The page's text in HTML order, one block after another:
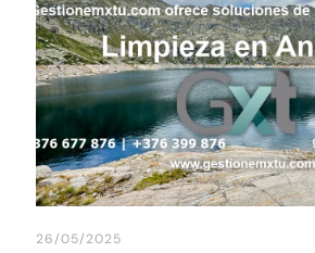
26/05/2025